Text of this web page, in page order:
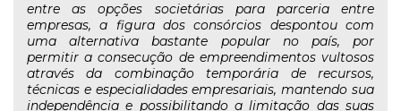
entre as opções societárias para parceria entre
empresas, a figura dos consórcios despontou com
uma alternativa bastante popular no país, por
permitir a consecução de empreendimentos vultosos
através da combinação temporária de recursos,
técnicas e especialidades empresariais, mantendo sua
independência e possibilitando a limitação das suas